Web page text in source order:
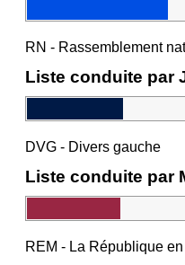
DVG - Divers gauche
REM - La République